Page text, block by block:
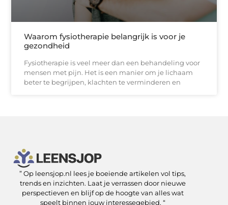
Waarom fysiotherapie belangrijk is voor je
gezondheid
Fysiotherapie is veel meer dan een behandeling voor
mensen met pijn. Het is een manier om je lichaam
beter te begrijpen, klachten te verminderen en
” Op leensjop.nl lees je boeiende artikelen vol tips,
trends en inzichten. Laat je verrassen door nieuwe
perspectieven en blijf op de hoogte van alles wat
speelt binnen jouw interessegebied. “